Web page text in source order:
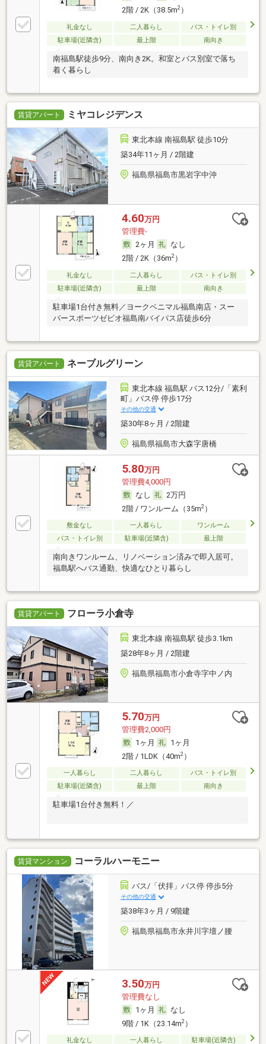
2階 / 2K（38.5m2）
礼金なし 二人暮らし
バス・トイレ別
駐車場(近隣含)
最上階 南向き
南福島駅徒歩9分、南向き2K。和室とバス別室で落ち
着く暮らし
賃貸アパート ミヤコレジデンス
東北本線 南福島駅 徒歩10分
築34年11ヶ月 / 2階建
福島県福島市黒岩字中沖
4.60万円
管理費-
2ヶ月
なし
2階 / 2K（36m2）
礼金なし 二人暮らし
バス・トイレ別
駐車場(近隣含)
最上階 南向き
駐車場1台付き無料／ヨークベニマル福島南店・スー
パースポーツゼビオ福島南バイパス店徒歩6分
賃貸アパート ネーブルグリーン
東北本線 福島駅 バス12分/「素利
町」バス停 停歩17分
その他の交通
築30年8ヶ月 / 2階建
福島県福島市大森字唐橋
5.80万円
管理費4,000円
なし
2万円
2階 / ワンルーム（35m2）
敷金なし 一人暮らし
ワンルーム
バス・トイレ別
駐車場(近隣含) 最上階
南向きワンルーム、リノベーション済みで即入居可。
福島駅へバス通勤、快適なひとり暮らし
賃貸アパート フローラ小倉寺
東北本線 南福島駅 徒歩3.1km
築28年8ヶ月 / 2階建
福島県福島市小倉寺字中ノ内
5.70万円
管理費2,000円
1ヶ月
1ヶ月
2階 / 1LDK（40m2）
一人暮らし 二人暮らし
バス・トイレ別
駐車場(近隣含)
最上階 南向き
駐車場1台付き無料！／
賃貸マンション コーラルハーモニー
バス/「伏拝」バス停 停歩5分
その他の交通
築38年3ヶ月 / 9階建
福島県福島市永井川字壇ノ腰
3.50万円
管理費なし
1ヶ月
なし
9階 / 1K（23.14m2）
礼金なし 一人暮らし 駐車場(近隣含)